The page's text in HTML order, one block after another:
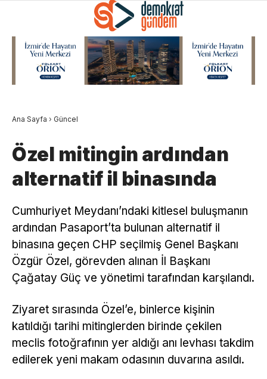
Ana Sayfa › Güncel
Özel mitingin ardından
alternatif il binasında
Cumhuriyet Meydanı’ndaki kitlesel buluşmanın
ardından Pasaport’ta bulunan alternatif il
binasına geçen CHP seçilmiş Genel Başkanı
Özgür Özel, görevden alınan İl Başkanı
Çağatay Güç ve yönetimi tarafından karşılandı.
Ziyaret sırasında Özel’e, binlerce kişinin
katıldığı tarihi mitinglerden birinde çekilen
meclis fotoğrafının yer aldığı anı levhası takdim
edilerek yeni makam odasının duvarına asıldı.